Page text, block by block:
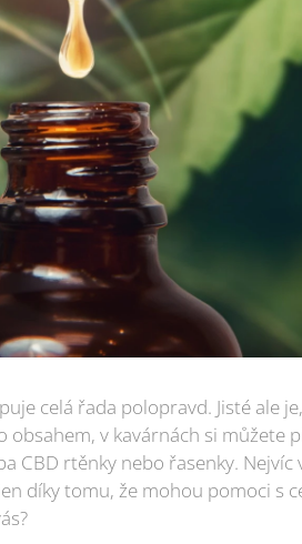
celá řada polopravd. Jisté ale
v kavárnách si můžete
CBD rtěnky nebo řasenky. Nejvíc
díky tomu, že mohou pomoci s